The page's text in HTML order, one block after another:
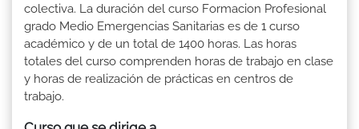
colectiva. La duración del curso Formacion Profesional
grado Medio Emergencias Sanitarias es de 1 curso
académico y de un total de 1400 horas. Las horas
totales del curso comprenden horas de trabajo en clase
y horas de realización de prácticas en centros de
trabajo.